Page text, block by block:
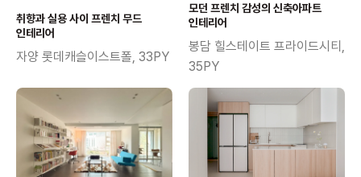
취향과 실용 사이 프렌치 무드
인테리어
자양 롯데캐슬이스트폴, 33PY
모던 프렌치 감성의 신축아파트
인테리어
봉담 힐스테이트 프라이드시티,
35PY